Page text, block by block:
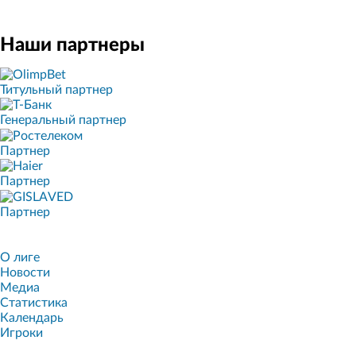
Наши партнеры
Титульный партнер
Генеральный партнер
Партнер
Партнер
Партнер
О лиге
Новости
Медиа
Статистика
Календарь
Игроки